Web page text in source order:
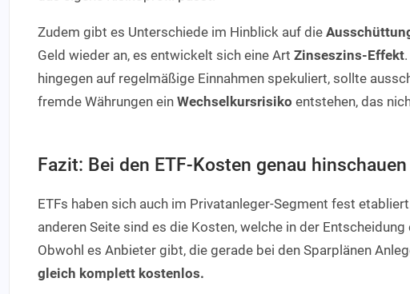
Zudem gibt es Unterschiede im Hinblick auf die
Geld wieder an, es entwickelt sich eine Art Zinseszins-Effekt
hingegen auf regelmäßige Einnahmen spekuliert, sollte
fremde Währungen ein Wechselkursrisiko entstehen, das
Fazit: Bei den ETF-Kosten genau hinschauen
ETFs haben sich auch im Privatanleger-Segment fest
anderen Seite sind es die Kosten, welche in der
Obwohl es Anbieter gibt, die gerade bei den Sparplänen
gleich komplett kostenlos.